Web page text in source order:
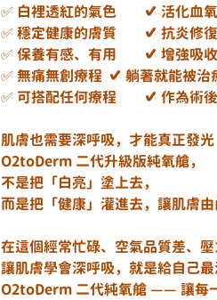
✅ 白裡透紅的氣色	✔️
✅ 穩定健康的膚質
✅ 保養有感、有
✅ 無痛無創療程	✔️ 躺著
✅ 可搭配任何
肌膚也需要深呼吸，才能真正發光
O2toDerm 二代升級版純氧艙，
不是把「白亮」塗上去，
而是把「健康」灌進去，讓肌膚由
在這個經常忙碌、空氣品質差、壓
讓肌膚學會深呼吸，就是給自己最
O2toDerm 二代純氧艙 —— 讓每